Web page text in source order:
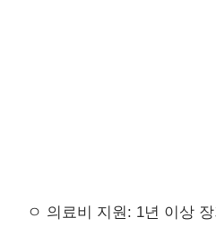
ㅇ 의료비 지원: 1년 이상